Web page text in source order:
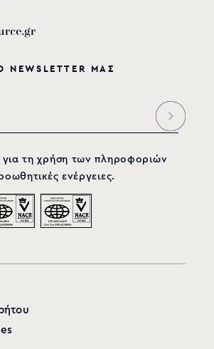
ΜΑΣ
τη χρήση των πληροφοριών
ενέργειες.